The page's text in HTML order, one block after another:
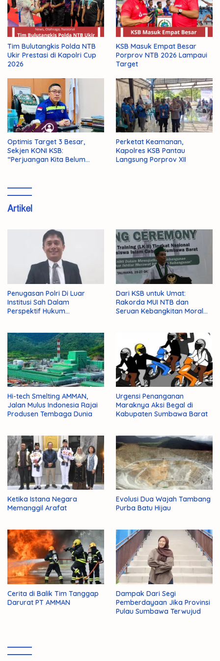
Tim Bulutangkis Polda NTB
Ukir Prestasi di Kapolri Cup
2026
KSB Masuk Empat Besar
Porprov NTB 2026 Lampaui
Target
Optimis Target 3 Besar,
Sekjen KONI KSB:
“Perjuangan Kita Belum
Perketat Keamanan,
Kapolres KSB Pantau
Langsung Porprov XII
Artikel
Penugasan Polri Di Luar
Institusi Sah Dalam
Perspektif Hukum
Dari KSB untuk Umat:
Rakorda MUI NTB dan
Seruan Kebangkitan Moral
Hi-tech Smelting AMMAN,
Jalan Mulus Indonesia Rajai
Produsen Tembaga Dunia
Urgensi Penanganan
Maraknya Aksi Begal di
Kabupaten Sumbawa Barat
Ketika Istana Negara
Memanggil Arafat
Evolusi Dua Wajah Tambang
Purba Batu Hijau
Cerita di Balik Tim Tanggap
Darurat PT AMMAN
Dampak Dari Segi
Pemberdayaan Jika Provinsi
Pulau Sumbawa Terwujud